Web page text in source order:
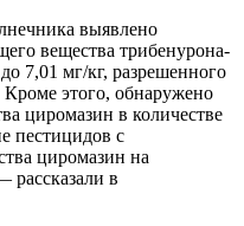
выявлено
вещества трибенурона-
7,01 мг/кг, разрешенного
этого, обнаружено
циромазин в количестве
пестицидов с
циромазин на
рассказали в